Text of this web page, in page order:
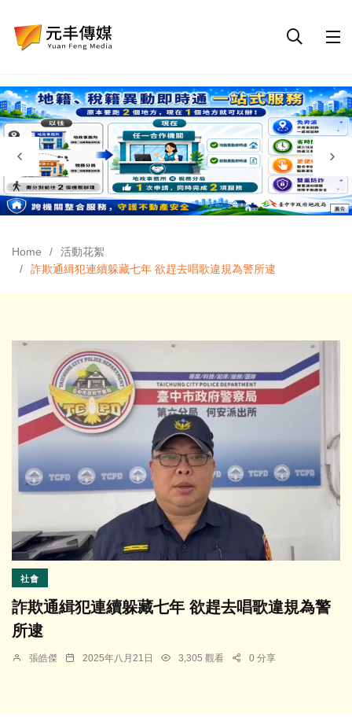
Home
活動花絮
詐欺通緝犯連續躲藏七年 欲趕去唱歌違規為警所逮
社會
詐欺通緝犯連續躲藏七年 欲趕去唱歌違規為警
所逮
張皓傑 2025年八月21日 3,305 觀看 0 分享